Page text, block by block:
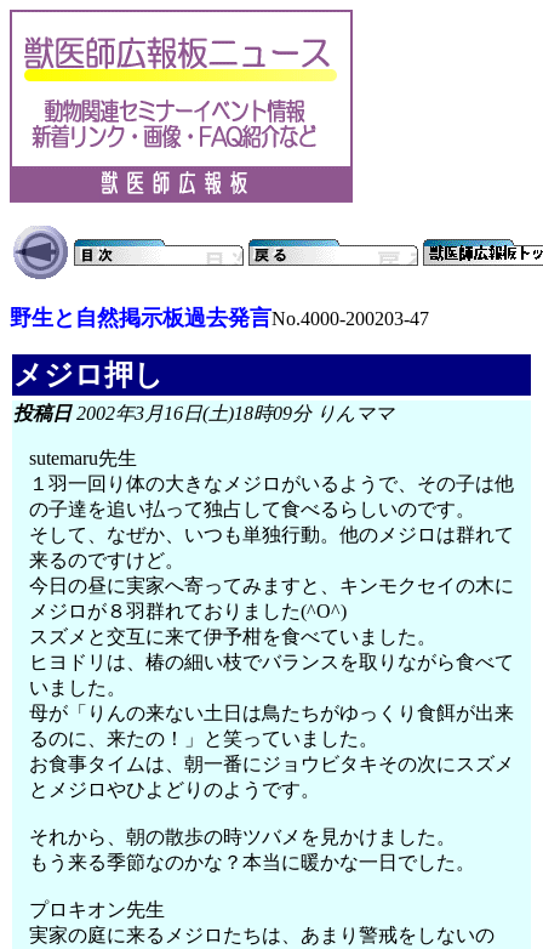
野生と自然掲示板過去発言No.4000-200203-47
メジロ押し
投稿日2002年3月16日(土)18時09分 りんママ
sutemaru先生
１羽一回り体の大きなメジロがいるようで、その子は他
の子達を追い払って独占して食べるらしいのです。
そして、なぜか、いつも単独行動。他のメジロは群れて
来るのですけど。
今日の昼に実家へ寄ってみますと、キンモクセイの木に
メジロが８羽群れておりました(^O^)
スズメと交互に来て伊予柑を食べていました。
ヒヨドリは、椿の細い枝でバランスを取りながら食べて
いました。
母が「りんの来ない土日は鳥たちがゆっくり食餌が出来
るのに、来たの！」と笑っていました。
お食事タイムは、朝一番にジョウビタキその次にスズメ
とメジロやひよどりのようです。
それから、朝の散歩の時ツバメを見かけました。
もう来る季節なのかな？本当に暖かな一日でした。
プロキオン先生
実家の庭に来るメジロたちは、あまり警戒をしないの